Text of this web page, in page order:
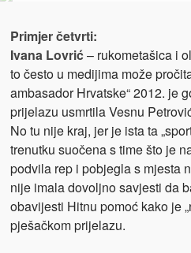
Primjer četvrti:
Ivana Lovrić– rukometašica i
to često u medijima može
ambasador Hrvatske“ 2012. je
prijelazu usmrtila Vesnu
No tu nije kraj, jer je ista ta
trenutku suočena s time što je
podvila rep i pobjegla s mjesta
nije imala dovoljno savjesti da
obavijesti Hitnu pomoć kako je
pješačkom prijelazu.